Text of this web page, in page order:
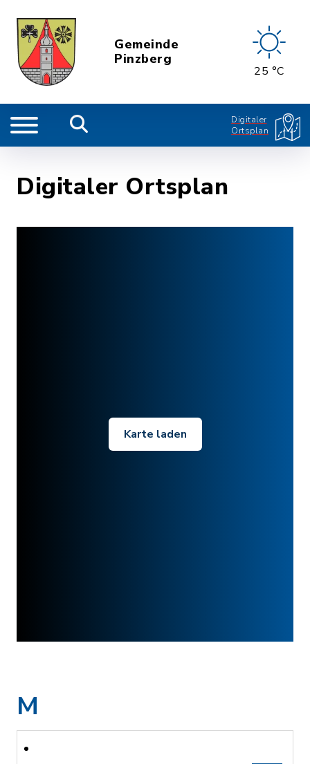
Gemeinde
Pinzberg
25 °C
Digitaler
Ortsplan
Digitaler Ortsplan
Karte laden
M